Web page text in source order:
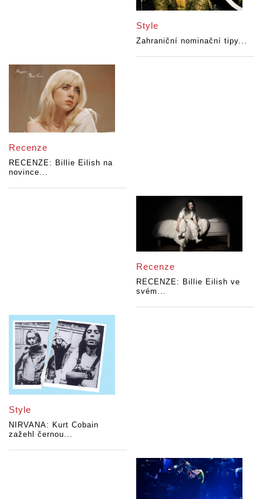
Style
Zahraniční nominační tipy...
Recenze
RECENZE: Billie Eilish na
novince...
Recenze
RECENZE: Billie Eilish ve
svém...
Style
NIRVANA: Kurt Cobain
zažehl černou...